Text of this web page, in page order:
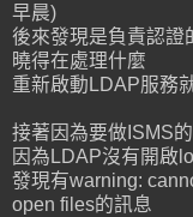
早晨)
後來發現是負責認證
曉得在處理什麼
重新啟動LDAP服務
接著因為要做ISMS
因為LDAP沒有開啟
發現有warning:
open files的訊息